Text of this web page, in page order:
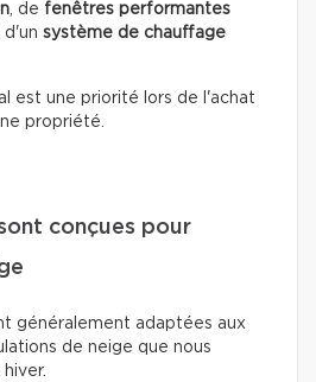
, de fenêtres performantes
système de chauffage
est une priorité lors de l'achat
propriété.
conçues pour
généralement adaptées aux
de neige que nous